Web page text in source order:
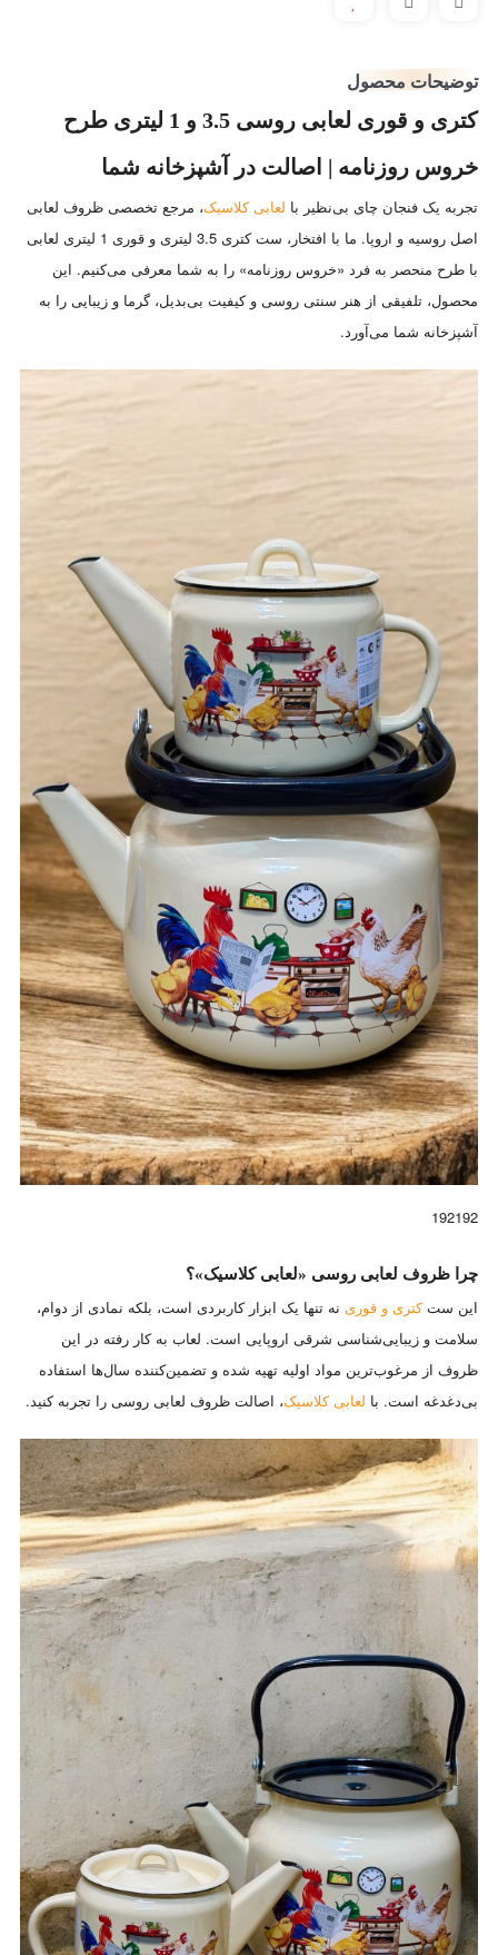
توضیحات محصول
کتری و قوری لعابی روسی 3.5 و 1 لیتری طرح
خروس روزنامه | اصالت در آشپزخانه شما
تجربه یک فنجان چای بی‌نظیر با لعابی کلاسیک، مرجع تخصصی ظروف لعابی
اصل روسیه و اروپا. ما با افتخار، ست کتری 3.5 لیتری و قوری 1 لیتری لعابی
با طرح منحصر به فرد «خروس روزنامه» را به شما معرفی می‌کنیم. این
محصول، تلفیقی از هنر سنتی روسی و کیفیت بی‌بدیل، گرما و زیبایی را به
آشپزخانه شما می‌آورد.
192192
چرا ظروف لعابی روسی «لعابی کلاسیک»؟
این ستکتری و قوری نه تنها یک ابزار کاربردی است، بلکه نمادی از دوام،
سلامت و زیبایی‌شناسی شرقی اروپایی است. لعاب به کار رفته در این
ظروف از مرغوب‌ترین مواد اولیه تهیه شده و تضمین‌کننده سال‌ها استفاده
بی‌دغدغه است. با لعابی کلاسیک، اصالت ظروف لعابی روسی را تجربه کنید.